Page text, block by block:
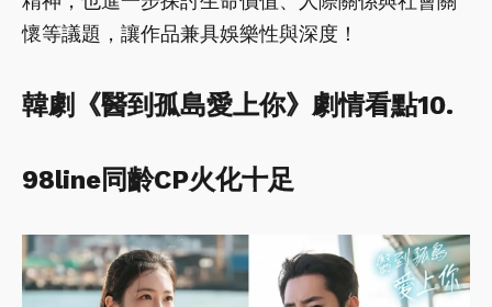
懷等議題，讓作品兼具娛樂性與深度！
韓劇《醫到孤島愛上你》劇情看點10.
98line同齡CP火化十足